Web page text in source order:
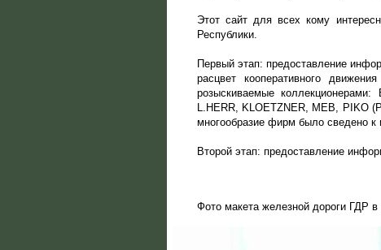
Этот сайт для всех кому
Республики.
Первый этап: предоставление
расцвет кооперативного
розыскиваемые
L.HERR, KLOETZNER, MEB, PIKO
многообразие фирм было сведено
Второй этап: предоставление
Фото макета железной дороги ГДР